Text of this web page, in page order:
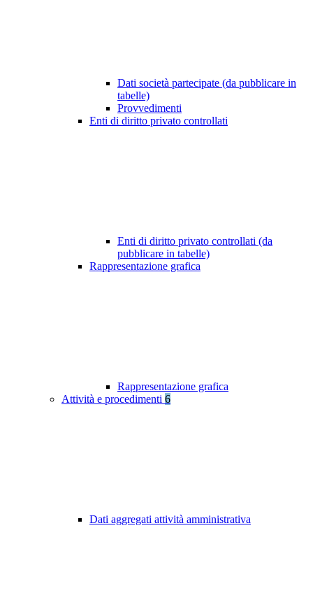
Dati società partecipate (da pubblicare in
tabelle)
Provvedimenti
Enti di diritto privato controllati
Enti di diritto privato controllati (da
pubblicare in tabelle)
Rappresentazione grafica
Rappresentazione grafica
Attività e procedimenti 6
Dati aggregati attività amministrativa